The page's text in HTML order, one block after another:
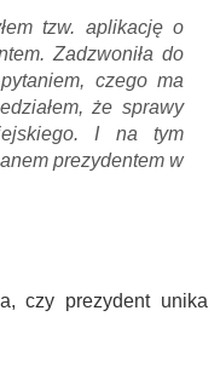
tzw. aplikację o
Zadzwoniła do
czego ma
że sprawy
I na tym
prezydentem w
czy prezydent unika